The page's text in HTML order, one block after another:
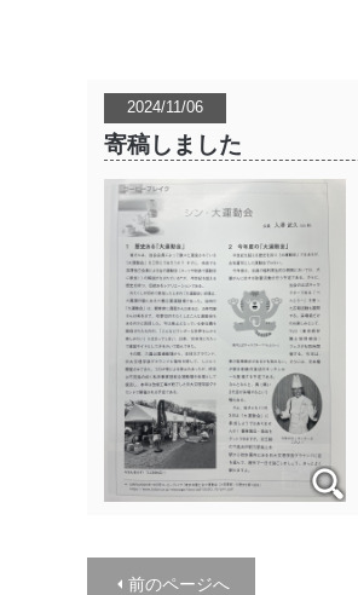
2024/11/06
寄稿しました
前のページへ